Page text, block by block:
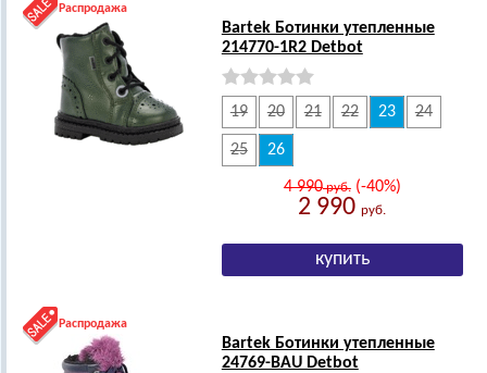
Распродажа
Bartek Ботинки утепленные
214770-1R2 Detbot
19 20 21 22 23 24
25 26
4 990руб.(-40%)
2 990руб.
Распродажа
Bartek Ботинки утепленные
24769-BAU Detbot